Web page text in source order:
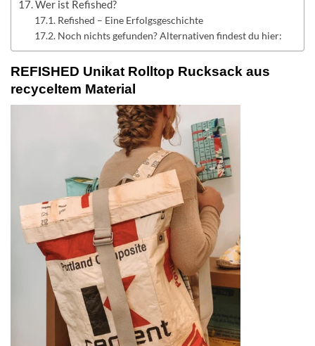
Wer ist Refished?
Refished – Eine Erfolgsgeschichte
Noch nichts gefunden? Alternativen findest du hier:
REFISHED Unikat Rolltop Rucksack aus
recyceltem Material